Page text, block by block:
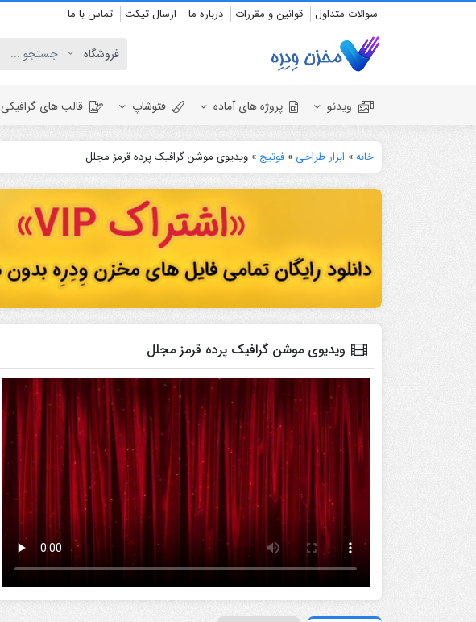
سوالات متداول قوانین و مقررات درباره ما ارسال تیکت تماس با ما
ویدئو پروژه های آماده
نمایش لوگو
استودیو مجازی
انیمیشن تایپوگرافی
انیمیشن تبلیغاتی
بازاریابی و شرکتی
ترانزیشن
پلیر موزیک
تیزر تبلیغاتی
شبکه های اجتماعی
مناسبات ویژه
موکاپ تبلیغاتی
معرفی وبسایت و اپلیکیشن
المنت
نمایش لوگو
افتتاحیه
نمایش ویدئو
فتوشاپ قالب های گرافیکی
خانه» ابزار طراحی » فوتیج » ویدیوی موشن گرافیک پرده قرمز مجلل
ویدیوی موشن گرافیک پرده قرمز مجلل